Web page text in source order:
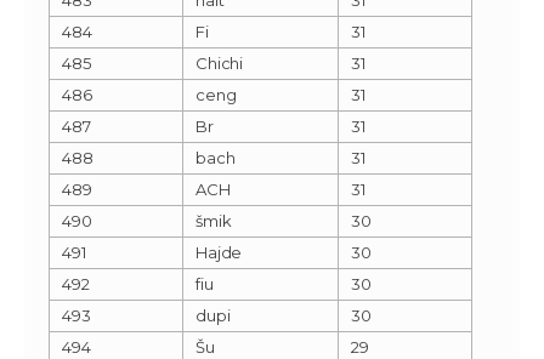
484
Fi
31
485
Chichi
31
486
ceng
31
487
Br
31
488
bach
31
489
ACH
31
490
šmik
30
491
Hajde
30
492
fiu
30
493
dupi
30
494
Šu
29